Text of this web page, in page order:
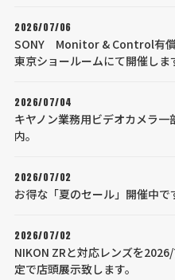
2026/07/06
SONY Monitor & Control有償
東京ショールームにて開催しま
2026/07/04
キヤノン業務用ビデオカメラ
内。
2026/07/02
お得な「夏のセール」開催中で
2026/07/02
NIKON ZRと対応レンズを
定で店頭展示致します。